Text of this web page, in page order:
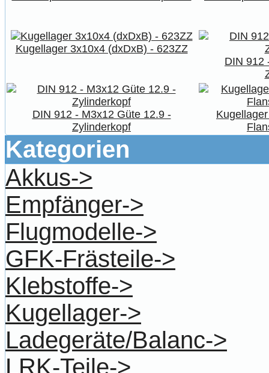
Kugellager 3x10x4 (dxDxB) - 623ZZ
DIN 912
DIN 912 - M3x12 Güte 12.9 -
Zylinderkopf
Kategorien
Akkus->
Empfänger->
Flugmodelle->
GFK-Frästeile->
Klebstoffe->
Kugellager->
Ladegeräte/Balanc->
LRK-Teile->